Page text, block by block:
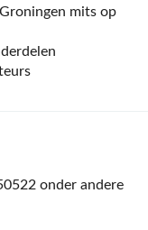
mits op
onder andere